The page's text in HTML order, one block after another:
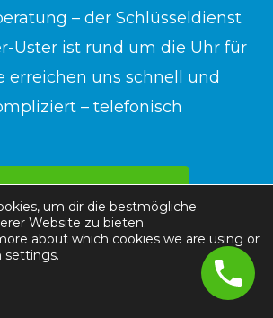
– der Schlüsseldienst
Uster ist rund um die Uhr für
erreichen uns schnell und
– telefonisch
044 551 42 60
um dir die bestmögliche
Website zu bieten.
about which cookies we are using or
settings.